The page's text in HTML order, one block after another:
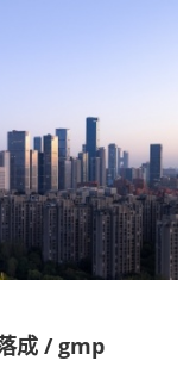
成 / gmp